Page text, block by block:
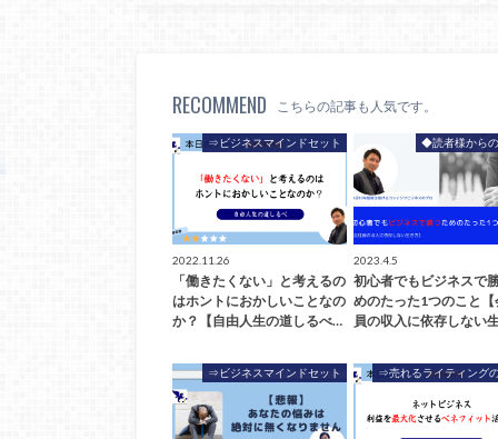
RECOMMEND こちらの記事も人気です。
⇒ビジネスマインドセット
2022.11.26
「働きたくない」と考えるの
はホントにおかしいことなの
か？【自由人生の道しるべ…
◆読者様から
2023.4.5
初心者でもビジネスで
めのたった1つのこと
員の収入に依存しない
⇒ビジネスマインドセット ⇒売れるライティング